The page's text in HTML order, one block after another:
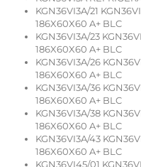
KGN36VI3A/21
186X60X60 A+ BLC
KGN36VI3A/23
186X60X60 A+ BLC
KGN36VI3A/26
186X60X60 A+ BLC
KGN36VI3A/36
186X60X60 A+ BLC
KGN36VI3A/38
186X60X60 A+ BLC
KGN36VI3A/43
186X60X60 A+ BLC
KGN36VI45/01